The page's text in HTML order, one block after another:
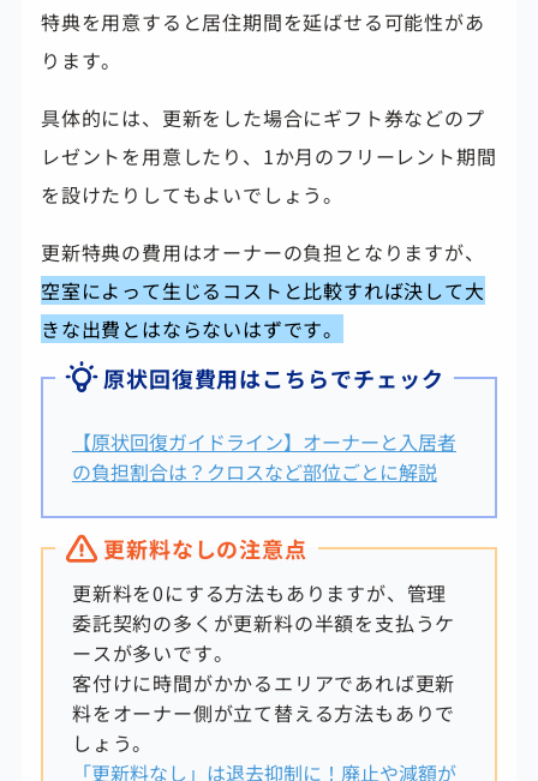
特典を用意すると居住期間を延ばせる可能性があ
ります。
具体的には、更新をした場合にギフト券などのプ
レゼントを用意したり、1か月のフリーレント期間
を設けたりしてもよいでしょう。
更新特典の費用はオーナーの負担となりますが、
空室によって生じるコストと比較すれば決して大
きな出費とはならないはずです。
原状回復費用はこちらでチェック
【原状回復ガイドライン】オーナーと入居者
の負担割合は？クロスなど部位ごとに解説
更新料なしの注意点
更新料を0にする方法もありますが、管理
委託契約の多くが更新料の半額を支払うケ
ースが多いです。
客付けに時間がかかるエリアであれば更新
料をオーナー側が立て替える方法もありで
しょう。
「更新料なし」は退去抑制に！廃止や減額が